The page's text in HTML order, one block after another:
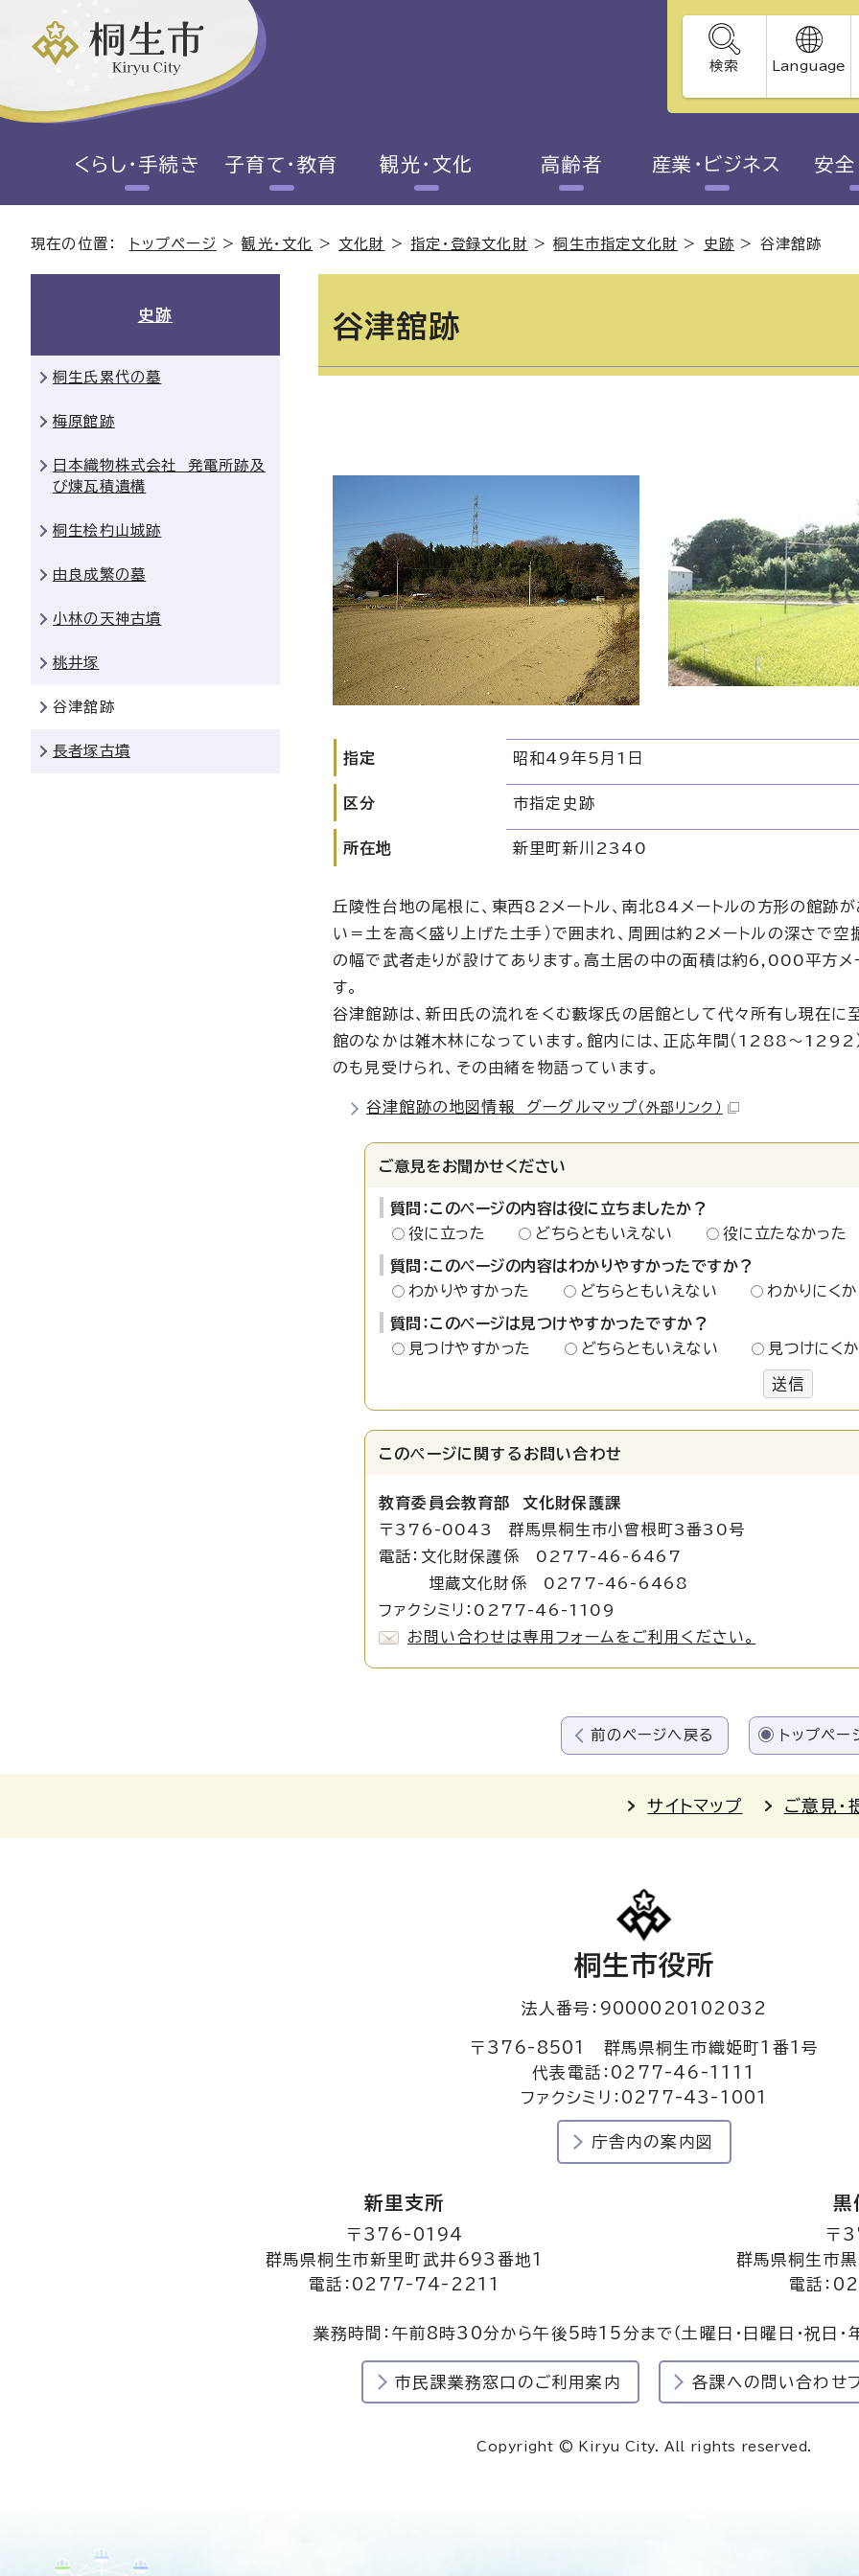
検索 Language
くらし・手続き 子育て・教育 観光・文化 高齢者 産業・ビジネス 安全
現在の位置： トップページ >観光・文化 > 文化財 >指定・登録文化財 >桐生市指定文化財 > 史跡 > 谷津舘跡
谷津舘跡
指定 昭和49年5月1日
区分 市指定史跡
所在地 新里町新川2340
丘陵性台地の尾根に、東西82メートル、南北84メートルの方形の館跡が
い＝土を高く盛り上げた土手）で囲まれ、周囲は約2メートルの深さで
の幅で武者走りが設けてあります。高土居の中の面積は約6,000平方メ
す。
谷津館跡は、新田氏の流れをくむ藪塚氏の居館として代々所有し現在に至
館のなかは雑木林になっています。館内には、正応年間（1288～1292
のも見受けられ、その由緒を物語っています。
谷津館跡の地図情報 グーグルマップ （外部リンク）
ご意見をお聞かせください
質問：このページの内容は役に立ちましたか？
役に立った
どちらともいえない 役に立たなかった
質問：このページの内容はわかりやすかったですか？
わかりやすかった
どちらともいえない わかりにくか
質問：このページは見つけやすかったですか？
見つけやすかった
どちらともいえない 見つけにく
送信
このページに関する お問い合わせ
教育委員会教育部 文化財保護課
〒376-0043 群馬県桐生市小曾根町3番30号
電話：文化財保護係 0277-46-6467
埋蔵文化財係 0277-46-6468
ファクシミリ：0277-46-1109
お問い合わせは専用フォームをご利用ください。
史跡
桐生氏累代の墓
梅原館跡
日本織物株式会社 発電所跡及
び煉瓦積遺構
桐生桧杓山城跡
由良成繁の墓
小林の天神古墳
桃井塚
谷津舘跡
長者塚古墳
前のページへ戻る トップペー
サイトマップ ご意見・
桐生市役所
法人番号：9000020102032
〒376-8501 群馬県桐生市織姫町1番1号
代表電話：0277-46-1111
ファクシミリ：0277-43-1001
庁舎内の案内図
新里支所
〒376-0194
群馬県桐生市新里町武井693番地1
電話：0277-74-2211
黒
〒
群馬県桐生市
電話：
業務時間：午前8時30分から午後5時15分まで（土曜日・日曜日・祝日・
市民課業務窓口のご利用案内 各課への問い合わせ
Copyright © Kiryu City. All rights reserved.